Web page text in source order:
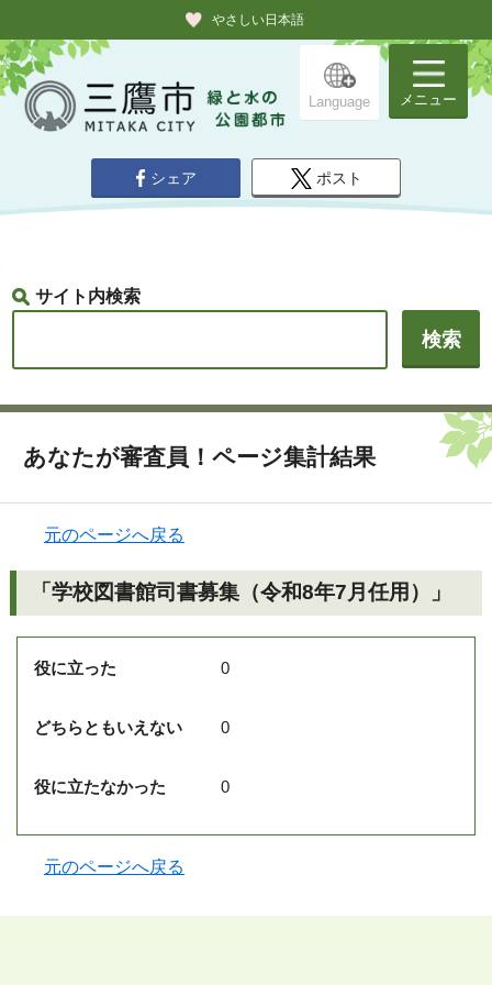
やさしい日本語
Language メニュー
シェア ポスト
サイト内検索
あなたが審査員！ページ集計結果
元のページへ戻る
「学校図書館司書募集（令和8年7月任用）」
役に立った 0
どちらともいえない 0
役に立たなかった 0
元のページへ戻る